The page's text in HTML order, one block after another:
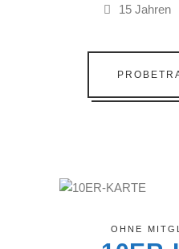
15 Jahren
OHNE